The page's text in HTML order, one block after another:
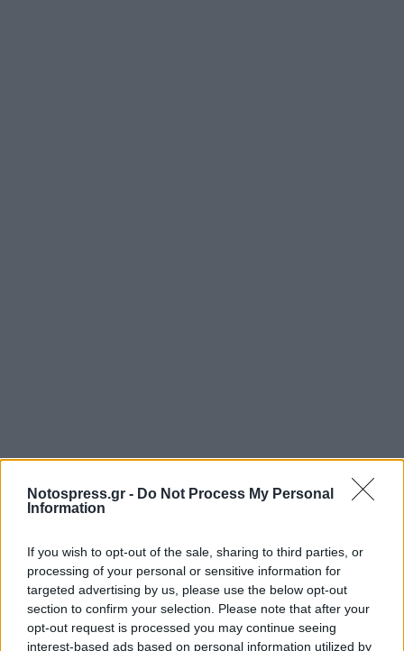
Notospress.gr - Do Not Process My Personal
Information
If you wish to opt-out of the sale, sharing to third parties, or
processing of your personal or sensitive information for
targeted advertising by us, please use the below opt-out
section to confirm your selection. Please note that after your
opt-out request is processed you may continue seeing
interest-based ads based on personal information utilized by
Το πλήθος των ανωτέρω για το έτος 2025 (χρήση
2024) είναι 17 αρχικές και 1.837 ετήσιες δηλώσεις.
Ευχαριστούμε όλους τους υπόχρεους που
ανταποκρίθηκαν έγκαιρα στην υποβολή των
Δηλώσεων Περιουσιακής Κατάστασης, καθώς επίσης